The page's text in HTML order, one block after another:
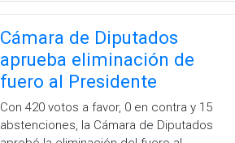
Cámara de Diputados
aprueba eliminación de
fuero al Presidente
Con 420 votos a favor, 0 en contra y 15
abstenciones, la Cámara de Diputados